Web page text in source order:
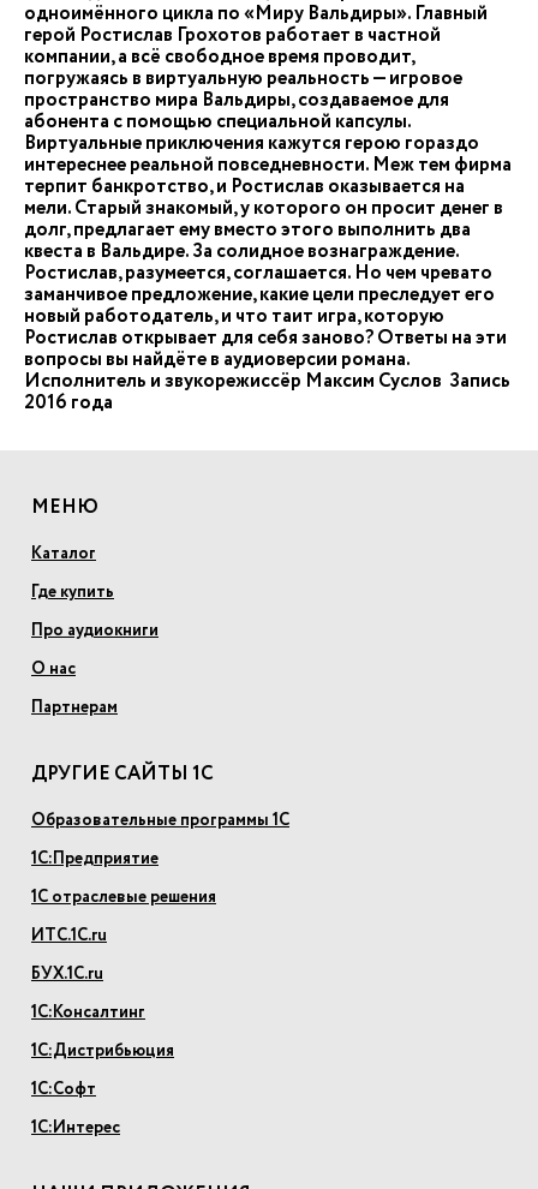
одноимённого цикла по «Миру Вальдиры». Главный
герой Ростислав Грохотов работает в частной
компании, а всё свободное время проводит,
погружаясь в виртуальную реальность — игровое
пространство мира Вальдиры, создаваемое для
абонента с помощью специальной капсулы.
Виртуальные приключения кажутся герою гораздо
интереснее реальной повседневности. Меж тем фирма
терпит банкротство, и Ростислав оказывается на
мели. Старый знакомый, у которого он просит денег в
долг, предлагает ему вместо этого выполнить два
квеста в Вальдире. За солидное вознаграждение.
Ростислав, разумеется, соглашается. Но чем чревато
заманчивое предложение, какие цели преследует его
новый работодатель, и что таит игра, которую
Ростислав открывает для себя заново? Ответы на эти
вопросы вы найдёте в аудиоверсии романа.
Исполнитель и звукорежиссёр Максим Суслов Запись
2016 года
МЕНЮ
Каталог
Где купить
Про аудиокниги
О нас
Партнерам
ДРУГИЕ САЙТЫ 1С
Образовательные программы 1С
1С:Предприятие
1С отраслевые решения
ИТС.1С.ru
БУХ.1С.ru
1С:Консалтинг
1С:Дистрибьюция
1С:Софт
1С:Интерес